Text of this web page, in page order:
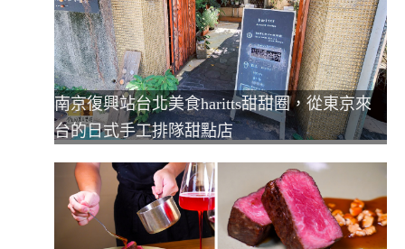
南京復興站台北美食haritts甜甜圈，從東京來
台的日式手工排隊甜點店